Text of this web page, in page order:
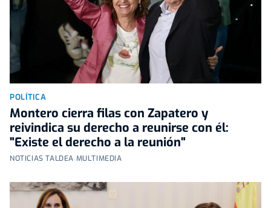
POLÍTICA
Montero cierra filas con Zapatero y
reivindica su derecho a reunirse con él:
"Existe el derecho a la reunión"
NOTICIAS TALDEA MULTIMEDIA